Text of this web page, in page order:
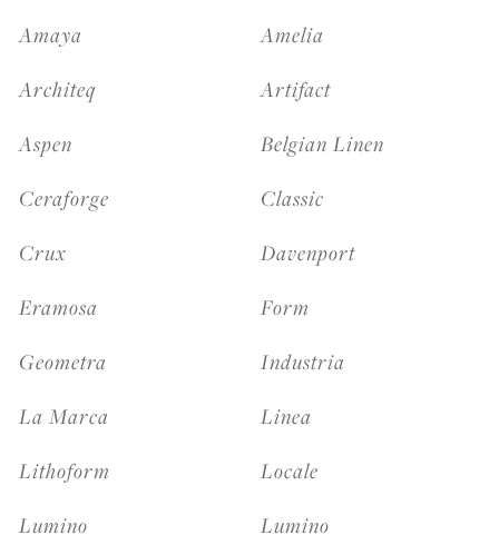
Accessoires
Découvrir
Nous contacter
S’abonner
Amaya
Amelia
Architeq
Artifact
Aspen
Belgian Linen
Ceraforge
Classic
Crux
Davenport
Eramosa
Form
Geometra
Industria
La Marca
Linea
Lithoform
Locale
Lumino
Lumino